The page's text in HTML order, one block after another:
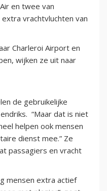
en twee van
vrachtvluchten van
Charleroi Airport en
wijken ze uit naar
de gebruikelijke
“Maar dat is niet
helpen ook mensen
dienst mee.” Ze
passagiers en vracht
mensen extra actief